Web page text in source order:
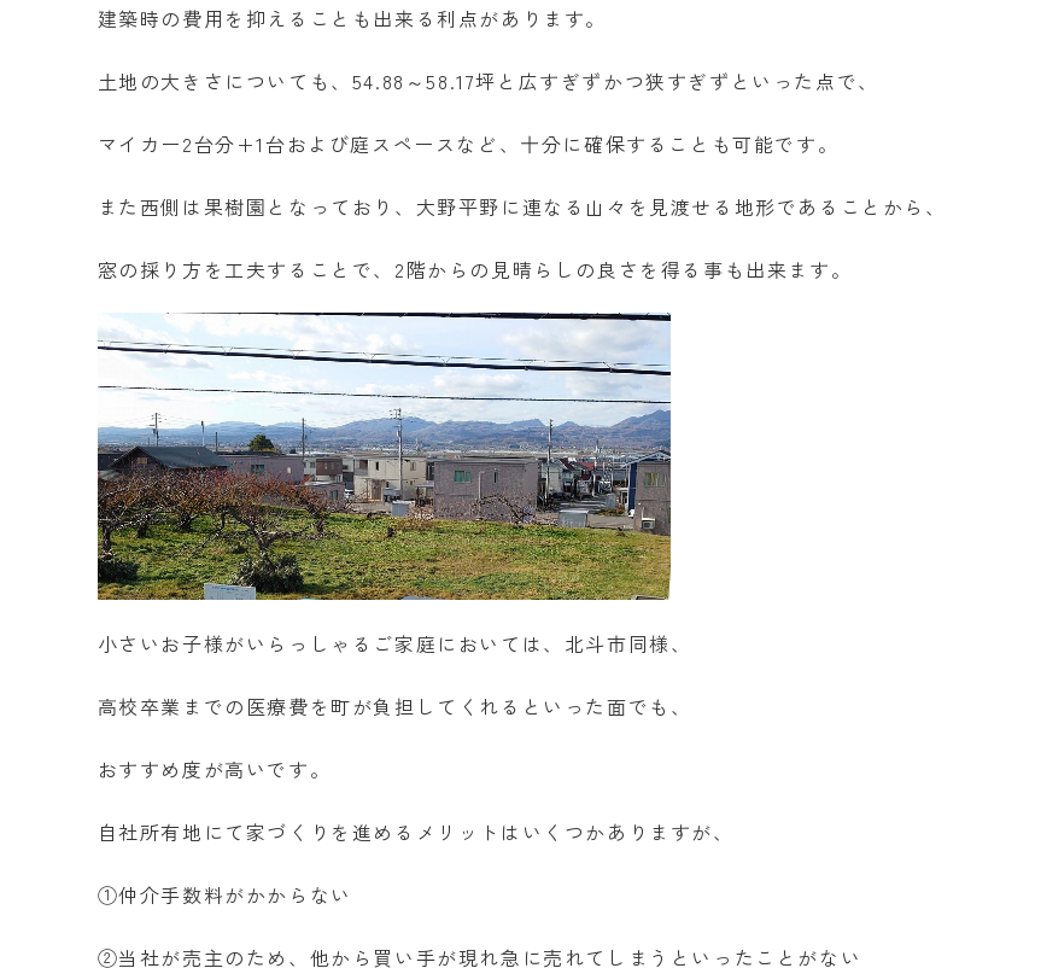
建築時の費用を抑えることも出来る利点があります。
土地の大きさについても、54.88～58.17坪と広すぎずかつ狭すぎずといった点で、
マイカー2台分+1台および庭スペースなど、十分に確保することも可能です。
また西側は果樹園となっており、大野平野に連なる山々を見渡せる地形であることから、
窓の採り方を工夫することで、2階からの見晴らしの良さを得る事も出来ます。
小さいお子様がいらっしゃるご家庭においては、北斗市同様、
高校卒業までの医療費を町が負担してくれるといった面でも、
おすすめ度が高いです。
自社所有地にて家づくりを進めるメリットはいくつかありますが、
①仲介手数料がかからない
②当社が売主のため、他から買い手が現れ急に売れてしまうといったことがない